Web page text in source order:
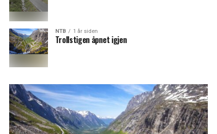
NTB 1 år siden
Trollstigen åpnet igjen